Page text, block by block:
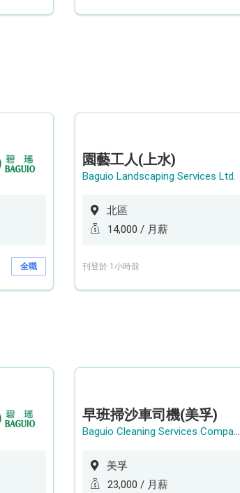
全職
園藝工人(上水)
Baguio Landscaping Services Ltd.
北區
14,000 / 月薪
刊登於 1小時前
早班掃沙車司機(美孚)
Baguio Cleaning Services Company Limited
美孚
23,000 / 月薪